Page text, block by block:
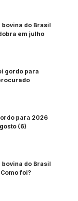
do Brasil
em julho
gordo para
para 2026
(6)
do Brasil
foi?